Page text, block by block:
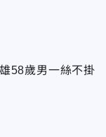
58歲男一絲不掛